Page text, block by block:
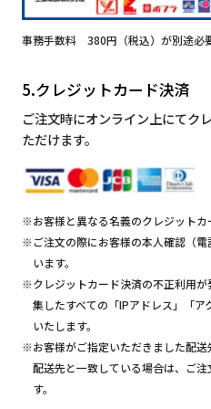
事務手数料 380円（税込）が別途必
5.クレジットカード決済
ご注文時にオンライン上にてク
ただけます。
※お客様と異なる名義のクレジットカ
※ご注文の際にお客様の本人確認（
います。
※クレジットカード決済の不正利用
集したすべての「IPアドレス」「
いたします。
※お客様がご指定いただきました配
配送先と一致している場合は、ご
す。